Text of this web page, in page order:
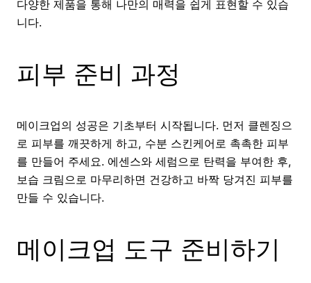
다양한 제품을 통해 나만의 매력을 쉽게 표현할 수 있습
니다.
피부 준비 과정
메이크업의 성공은 기초부터 시작됩니다. 먼저 클렌징으
로 피부를 깨끗하게 하고, 수분 스킨케어로 촉촉한 피부
를 만들어 주세요. 에센스와 세럼으로 탄력을 부여한 후,
보습 크림으로 마무리하면 건강하고 바짝 당겨진 피부를
만들 수 있습니다.
메이크업 도구 준비하기